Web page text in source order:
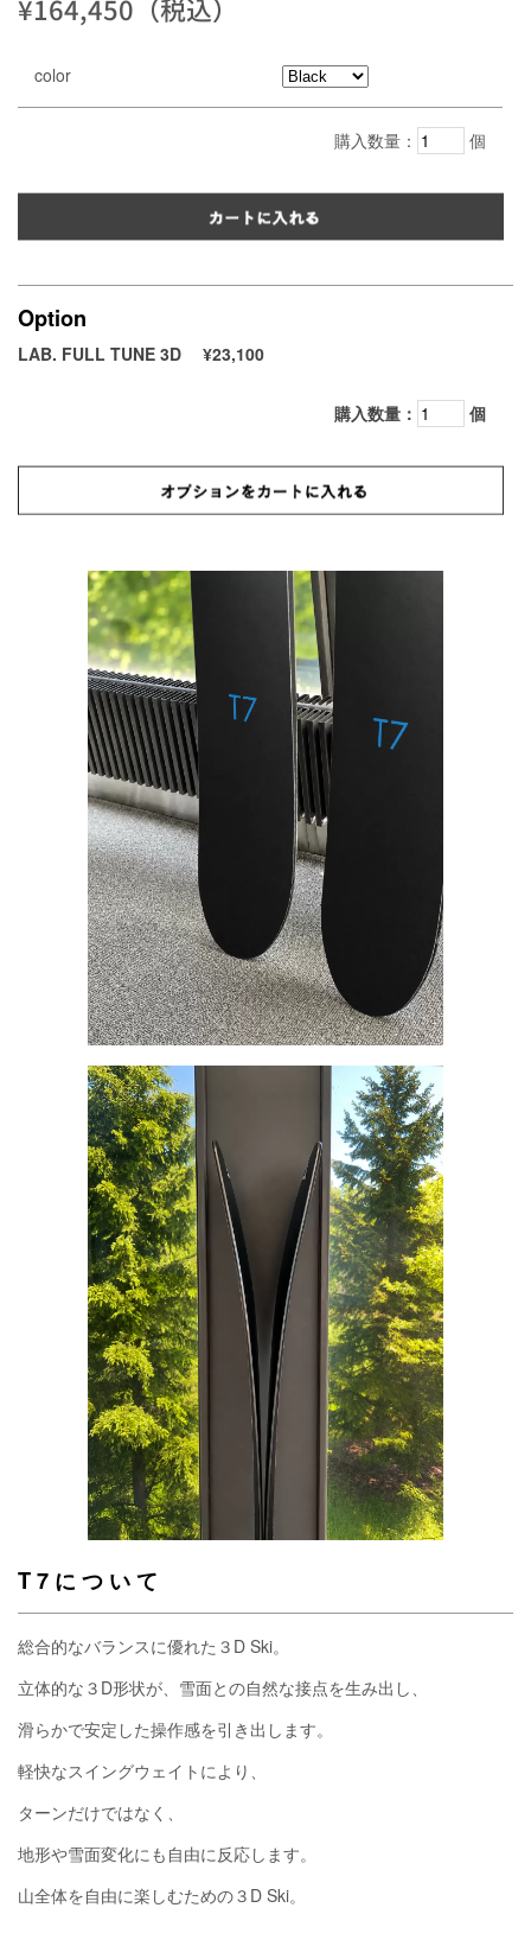
¥164,450（税込）
color
購入数量： 個
Option
LAB. FULL TUNE 3D ¥23,100
購入数量： 個
T 7 に つ い て
総合的なバランスに優れた３D Ski。
立体的な３D形状が、雪面との自然な接点を生み出し、
滑らかで安定した操作感を引き出します。
軽快なスイングウェイトにより、
ターンだけではなく、
地形や雪面変化にも自由に反応します。
山全体を自由に楽しむための３D Ski。